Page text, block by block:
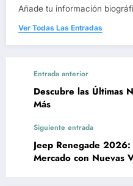
Añade tu información
Ver Todas Las Entradas
Entrada anterior
Descubre las Últimas
Más
Siguiente entrada
Jeep Renegade
Mercado con Nuevas